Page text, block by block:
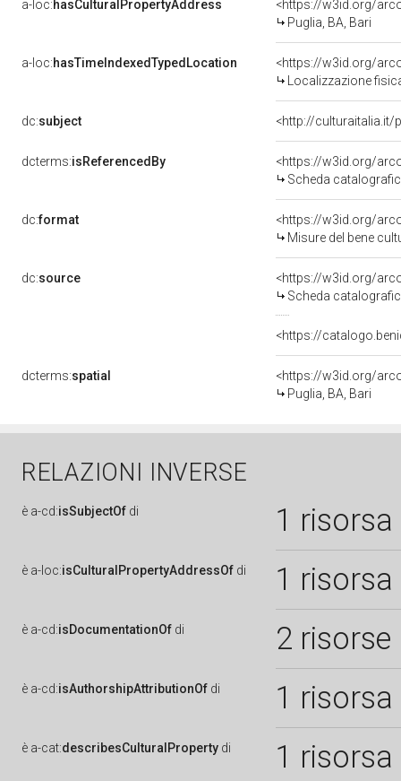
a-loc:hasCulturalPropertyAddress
<https://w3id.org/
Puglia, BA, Bari
a-loc:hasTimeIndexedTypedLocation
<https://w3id.org/
Localizzazione
dc:subject <http://culturaitalia.it/
dcterms:isReferencedBy
<https://w3id.org/
Scheda
dc:format
<https://w3id.org/
Misure del bene
dc:source
<https://w3id.org/
Scheda
<https://
dcterms:spatial
<https://w3id.org/
Puglia, BA, Bari
RELAZIONI INVERSE
è a-cd:isSubjectOf di 1 risorsa
è a-loc:isCulturalPropertyAddressOf di 1 risorsa
è a-cd:isDocumentationOf di 2 risorse
è a-cd:isAuthorshipAttributionOf di 1 risorsa
è a-cat:describesCulturalProperty di 1 risorsa